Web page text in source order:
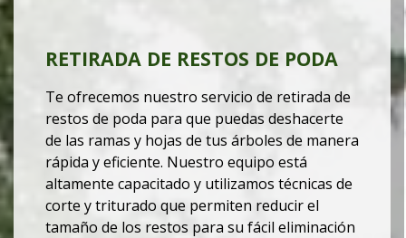
RETIRADA DE RESTOS DE PODA
Te ofrecemos nuestro servicio de retirada de
restos de poda para que puedas deshacerte
de las ramas y hojas de tus árboles de manera
rápida y eficiente. Nuestro equipo está
altamente capacitado y utilizamos técnicas de
corte y triturado que permiten reducir el
tamaño de los restos para su fácil eliminación